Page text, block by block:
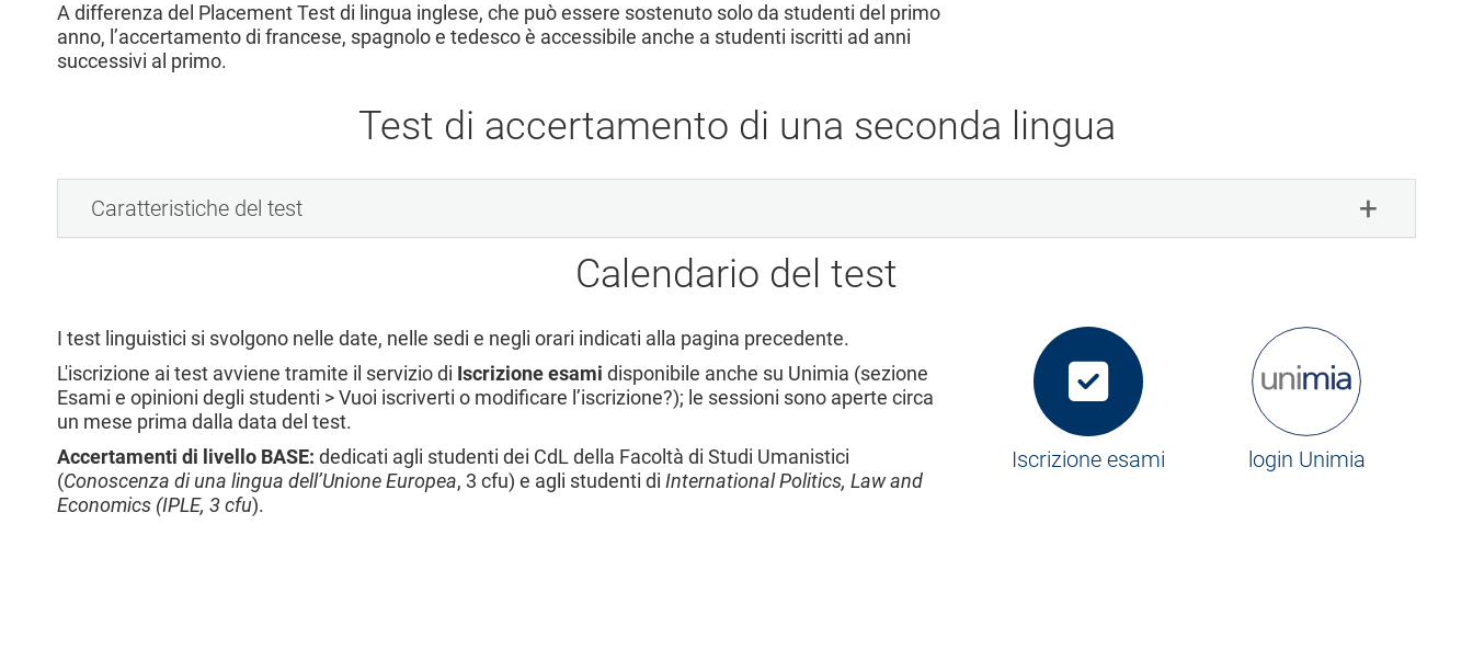
A differenza del Placement Test di lingua inglese, che può essere sostenuto solo da studenti del primo
anno, l’accertamento di francese, spagnolo e tedesco è accessibile anche a studenti iscritti ad anni
successivi al primo.
Test di accertamento di una seconda lingua
Caratteristiche del test
Calendario del test
I test linguistici si svolgono nelle date, nelle sedi e negli orari indicati alla pagina precedente.
L'iscrizione ai test avviene tramite il servizio di Iscrizione esami disponibile anche su Unimia (sezione
Esami e opinioni degli studenti > Vuoi iscriverti o modificare l’iscrizione?); le sessioni sono aperte circa
un mese prima dalla data del test.
Accertamenti di livello BASE: dedicati agli studenti dei CdL della Facoltà di Studi Umanistici
(Conoscenza di una lingua dell’Unione Europea, 3 cfu) e agli studenti di International Politics, Law and
Economics (IPLE, 3 cfu).
Iscrizione esami login Unimia